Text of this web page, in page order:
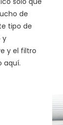
de
tipo de
y
y el filtro
aquí.